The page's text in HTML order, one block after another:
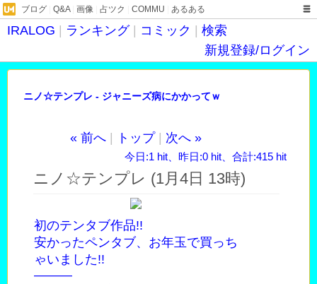
ブログ Q&A| 画像 占ツク COMMU あるある
IRALOG ランキング コミック
検索
新規登録/ログイン
ニノ☆テンプレ - ジャニーズ病にかかってｗ
« 前へ トップ 次へ »
今日:1 hit、昨日:0 hit、合計:415 hit
ニノ☆テンプレ (1月4日 13時)
初のテンタブ作品!!
安かったペンタブ、お年玉で買っち
ゃいました!!
―――